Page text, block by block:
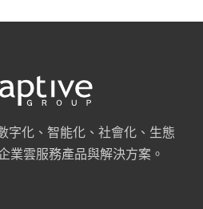
字化、智能化、社會化、生態
業雲服務產品與解決方案。